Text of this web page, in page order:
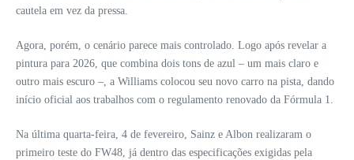
cautela em vez da pressa.
Agora, porém, o cenário parece mais controlado. Logo após revelar a
pintura para 2026, que combina dois tons de azul – um mais claro e
outro mais escuro –, a Williams colocou seu novo carro na pista, dando
início oficial aos trabalhos com o regulamento renovado da Fórmula 1.
Na última quarta-feira, 4 de fevereiro, Sainz e Albon realizaram o
primeiro teste do FW48, já dentro das especificações exigidas pela